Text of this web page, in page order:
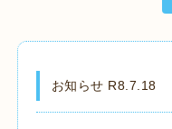
お知らせ R8.7.18